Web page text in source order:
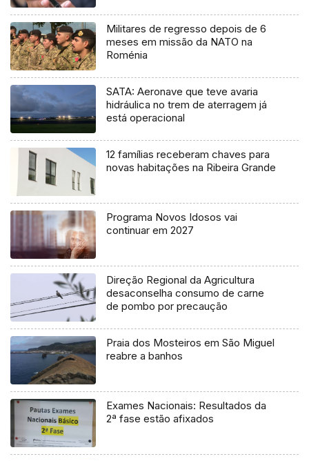
Militares de regresso depois de 6
meses em missão da NATO na
Roménia
SATA: Aeronave que teve avaria
hidráulica no trem de aterragem já
está operacional
12 famílias receberam chaves para
novas habitações na Ribeira Grande
Programa Novos Idosos vai
continuar em 2027
Direção Regional da Agricultura
desaconselha consumo de carne
de pombo por precaução
Praia dos Mosteiros em São Miguel
reabre a banhos
Exames Nacionais: Resultados da
2ª fase estão afixados